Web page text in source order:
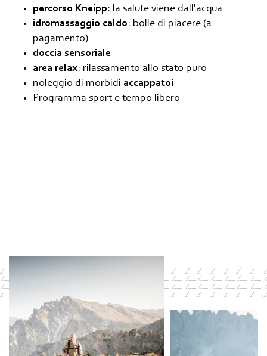
percorso Kneipp: la salute viene dall'acqua
idromassaggio caldo: bolle di piacere (a
pagamento)
doccia sensoriale
area relax: rilassamento allo stato puro
noleggio di morbidi accappatoi
Programma sport e tempo libero